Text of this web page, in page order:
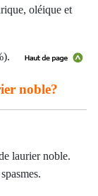
oléique et
noble?
laurier noble.